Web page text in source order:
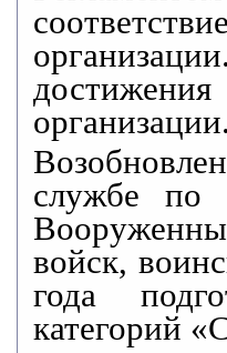
службе по
войск,
года
категорий